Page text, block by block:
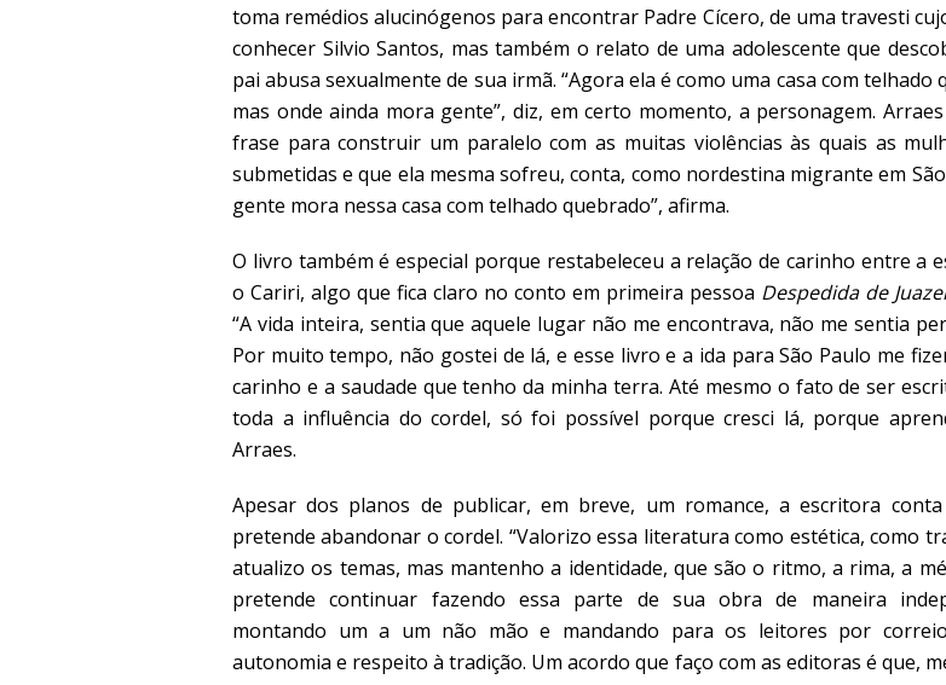
toma remédios alucinógenos para encontrar Padre Cícero, de uma travesti
conhecer Silvio Santos, mas também o relato de uma adolescente que
pai abusa sexualmente de sua irmã. “Agora ela é como uma casa com telhado
mas onde ainda mora gente”, diz, em certo momento, a personagem.
frase para construir um paralelo com as muitas violências às quais as
submetidas e que ela mesma sofreu, conta, como nordestina migrante em São
gente mora nessa casa com telhado quebrado”, afirma.
O livro também é especial porque restabeleceu a relação de carinho entre a
o Cariri, algo que fica claro no conto em primeira pessoa Despedida de
“A vida inteira, sentia que aquele lugar não me encontrava, não me sentia
Por muito tempo, não gostei de lá, e esse livro e a ida para São Paulo me
carinho e a saudade que tenho da minha terra. Até mesmo o fato de ser
toda a influência do cordel, só foi possível porque cresci lá, porque
Arraes.
Apesar dos planos de publicar, em breve, um romance, a escritora
pretende abandonar o cordel. “Valorizo essa literatura como estética, como
atualizo os temas, mas mantenho a identidade, que são o ritmo, a rima, a
pretende continuar fazendo essa parte de sua obra de maneira
montando um a um não mão e mandando para os leitores por
autonomia e respeito à tradição. Um acordo que faço com as editoras é que,